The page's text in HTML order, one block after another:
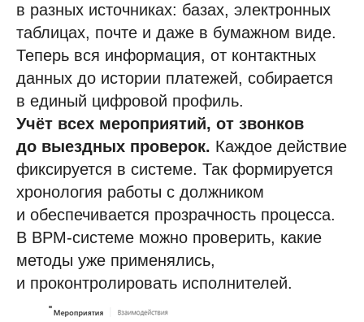
в разных источниках: базах, электронных
таблицах, почте и даже в бумажном виде.
Теперь вся информация, от контактных
данных до истории платежей, собирается
в единый цифровой профиль.
Учёт всех мероприятий, от звонков
до выездных проверок. Каждое действие
фиксируется в системе. Так формируется
хронология работы с должником
и обеспечивается прозрачность процесса.
В BPM-системе можно проверить, какие
методы уже применялись,
и проконтролировать исполнителей.